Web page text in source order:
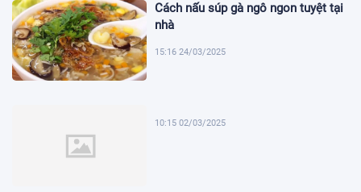
Cách nấu súp gà ngô ngon tuyệt tại
nhà
15:16 24/03/2025
10:15 02/03/2025